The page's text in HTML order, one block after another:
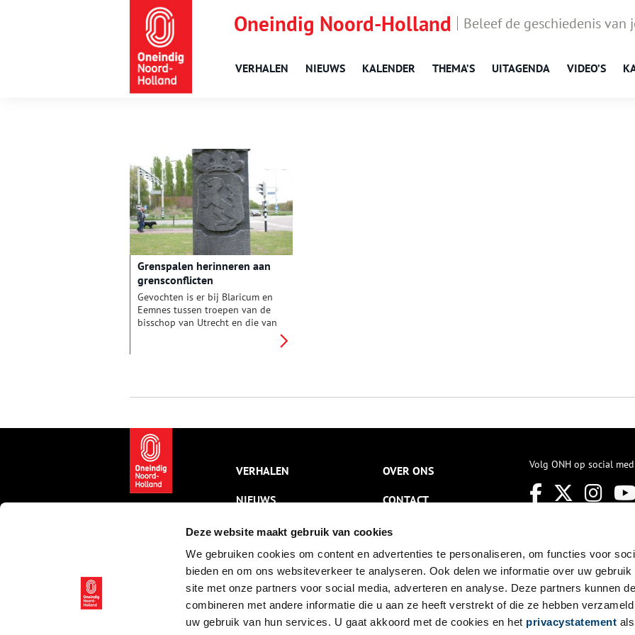
Deze website maakt gebruik van cookies
We gebruiken cookies om content en advertenties te personaliseren, om functies voor
bieden en om ons websiteverkeer te analyseren. Ook delen we informatie over uw gebruik
site met onze partners voor social media, adverteren en analyse. Deze partners kunnen
combineren met andere informatie die u aan ze heeft verstrekt of die ze hebben
uw gebruik van hun services. U gaat akkoord met de cookies en het privacystatement
Oneindig Noord-Holland Beleef de geschiedenis van
VERHALEN NIEUWS KALENDER THEMA’S UITAGENDA VIDEO’S
Grenspalen herinneren aan
grensconflicten
Gevochten is er bij Blaricum en
Eemnes tussen troepen van de
bisschop van Utrecht en die van
een paal te slaan die de grens
Leeuwenpaal dus.
VERHALEN
NIEUWS
KALENDER
THEMA’S
ACTIVITEITEN
VIDEO’S
OVER ONS
CONTACT
NIEUWSBRIEF
DISCLAIMER
PRIVACY
TOEGANKELIJKHEID
Volg ONH op social